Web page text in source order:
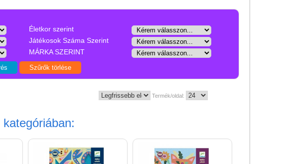
Életkor szerint
Játékosok Száma Szerint
MÁRKA SZERINT
Termék/oldal:
kategóriában:
Gyerekszoba
Intelligens gyurma
Kerti játékok
Papír írószer, kreatív
eszközök, rajzeszközök